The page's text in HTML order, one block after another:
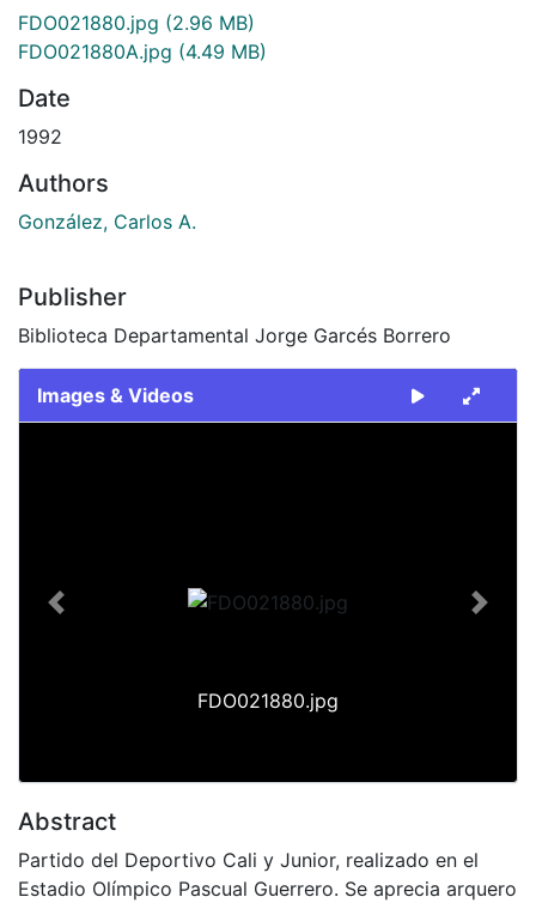
FDO021880.jpg (2.96 MB)
FDO021880A.jpg (4.49 MB)
Date
1992
Authors
González, Carlos A.
Publisher
Biblioteca Departamental Jorge Garcés Borrero
Images & Videos
FDO021880.jpg
Previous Next
Abstract
Partido del Deportivo Cali y Junior, realizado en el
Estadio Olímpico Pascual Guerrero. Se aprecia arquero